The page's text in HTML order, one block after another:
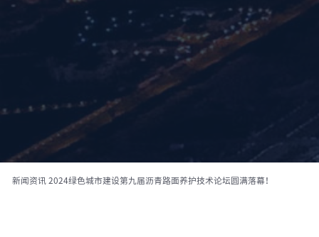
新闻资讯 2024绿色城市建设第九届沥青路面养护技术论坛圆满落幕！